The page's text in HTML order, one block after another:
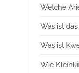
Welche
Was ist
Was ist
Wie